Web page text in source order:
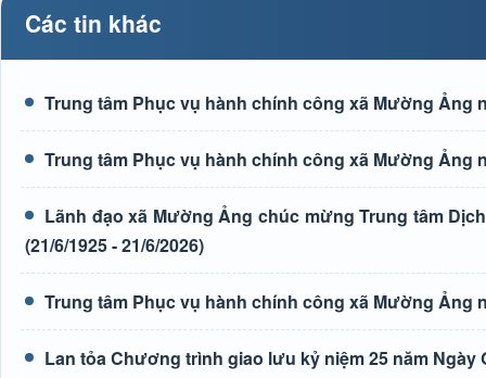
Các tin khác
Trung tâm Phục vụ hành chính công xã Mường Ảng
Trung tâm Phục vụ hành chính công xã Mường Ảng
Lãnh đạo xã Mường Ảng chúc mừng Trung tâm
(21/6/1925 - 21/6/2026)
Trung tâm Phục vụ hành chính công xã Mường Ảng
Lan tỏa Chương trình giao lưu kỷ niệm 25 năm Ngày